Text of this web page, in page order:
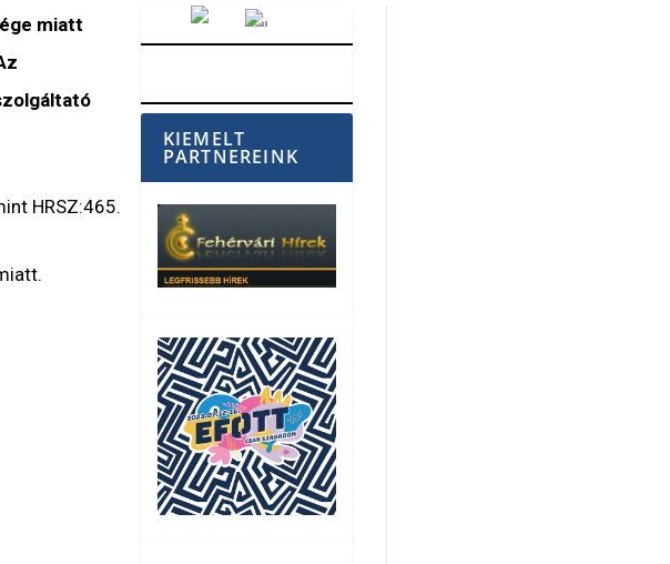
miatt
HRSZ:465.
KIEMELT
PARTNEREINK